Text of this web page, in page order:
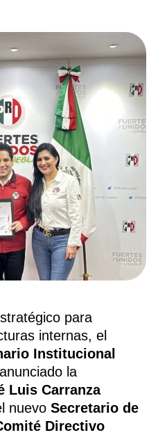
para
internas, el
Institucional
la
Luis Carranza
nuevo Secretario de
Directivo